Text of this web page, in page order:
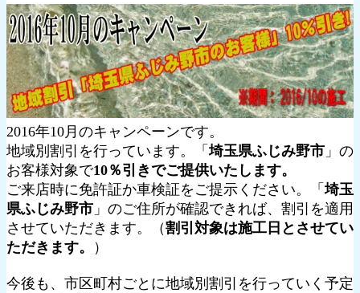
2016年10月のキャンペーンです。
地域別割引を行っています。「埼玉県ふじみ野市 」の
お客様対象で10％引きでご提供いたします。
ご来店時に免許証か車検証をご提示ください。「埼玉
県ふじみ野市 」のご住所が確認できれば、割引を適用
させていただきます。（割引対象は施工日とさせてい
ただきます。
）
今後も、市区町村ごとに地域別割引を行っていく予定